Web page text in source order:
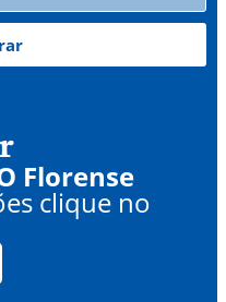
Florense
clique no